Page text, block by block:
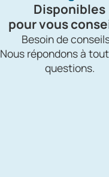
Disponibles
pour vous
Besoin de
Nous répondons à
questions.